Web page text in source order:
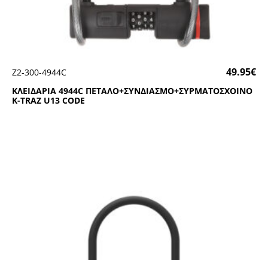
ΚΛΕΙΔΑΡΙΑ 4944C ΠΕΤΑΛΟ+ΣΥΝΔΙΑΣΜΟ+ΣΥΡΜΑΤΟΣΧΟΙΝΟ
Κ-ΤRΑΖ U13 CΟDΕ
Ζ2-300-4944C 49.95€